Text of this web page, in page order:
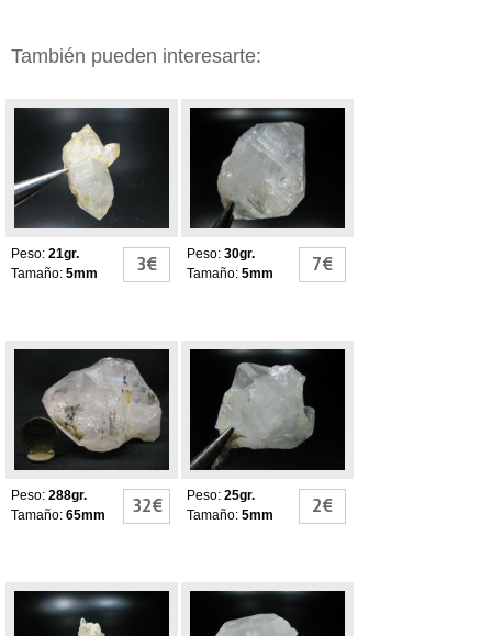
También pueden interesarte:
Cuarzo Herkimer
Peso: 21gr.
Tamaño: 5mm 3€
Cuarzo Herkimer
Peso: 30gr.
Tamaño: 5mm 7€
CUARZO
DIAMANTE
HERKIMER
Peso: 288gr.
Tamaño: 65mm 32€
Cuarzo Herkimer
Peso: 25gr.
Tamaño: 5mm 2€
Cuarzo Herkimer